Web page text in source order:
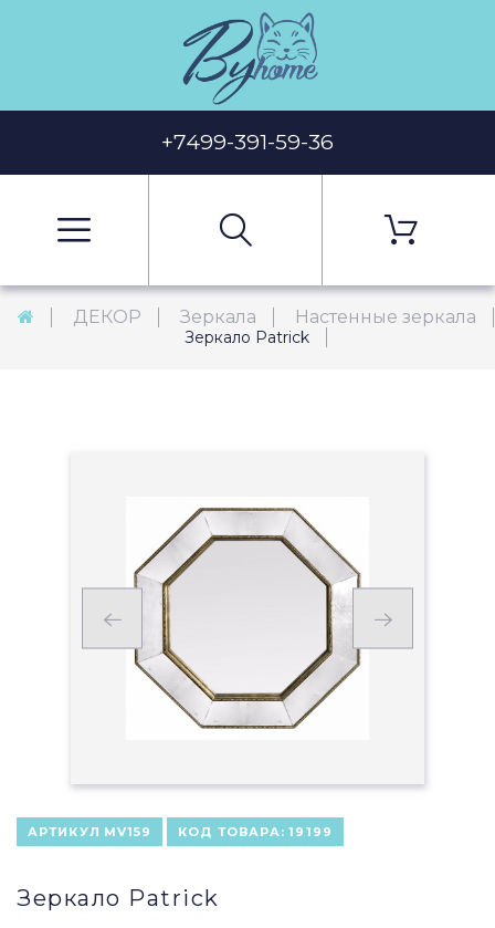
+7499-391-59-36
ДЕКОР Зеркала Настенные зеркала
Зеркало Patrick
АРТИКУЛ MV159 КОД ТОВАРА: 19199
Зеркало Patrick